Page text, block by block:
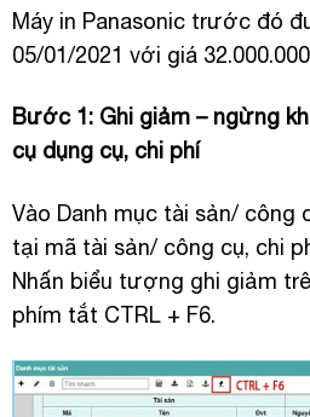
Máy in Panasonic trước đó
05/01/2021 với giá
Bước 1: Ghi giảm – ngừng
cụ dụng cụ, chi phí
Vào Danh mục tài sản/ công
tại mã tài sản/ công cụ, chi
Nhấn biểu tượng ghi giảm
phím tắt CTRL + F6.